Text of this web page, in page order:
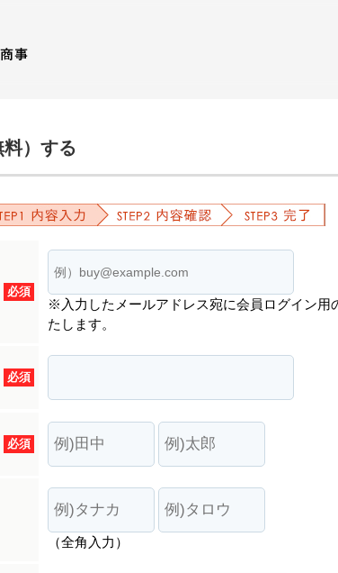
）する
必須
※入力したメールアドレス宛に会員ログイン用
たします。
必須
必須
（全角入力）